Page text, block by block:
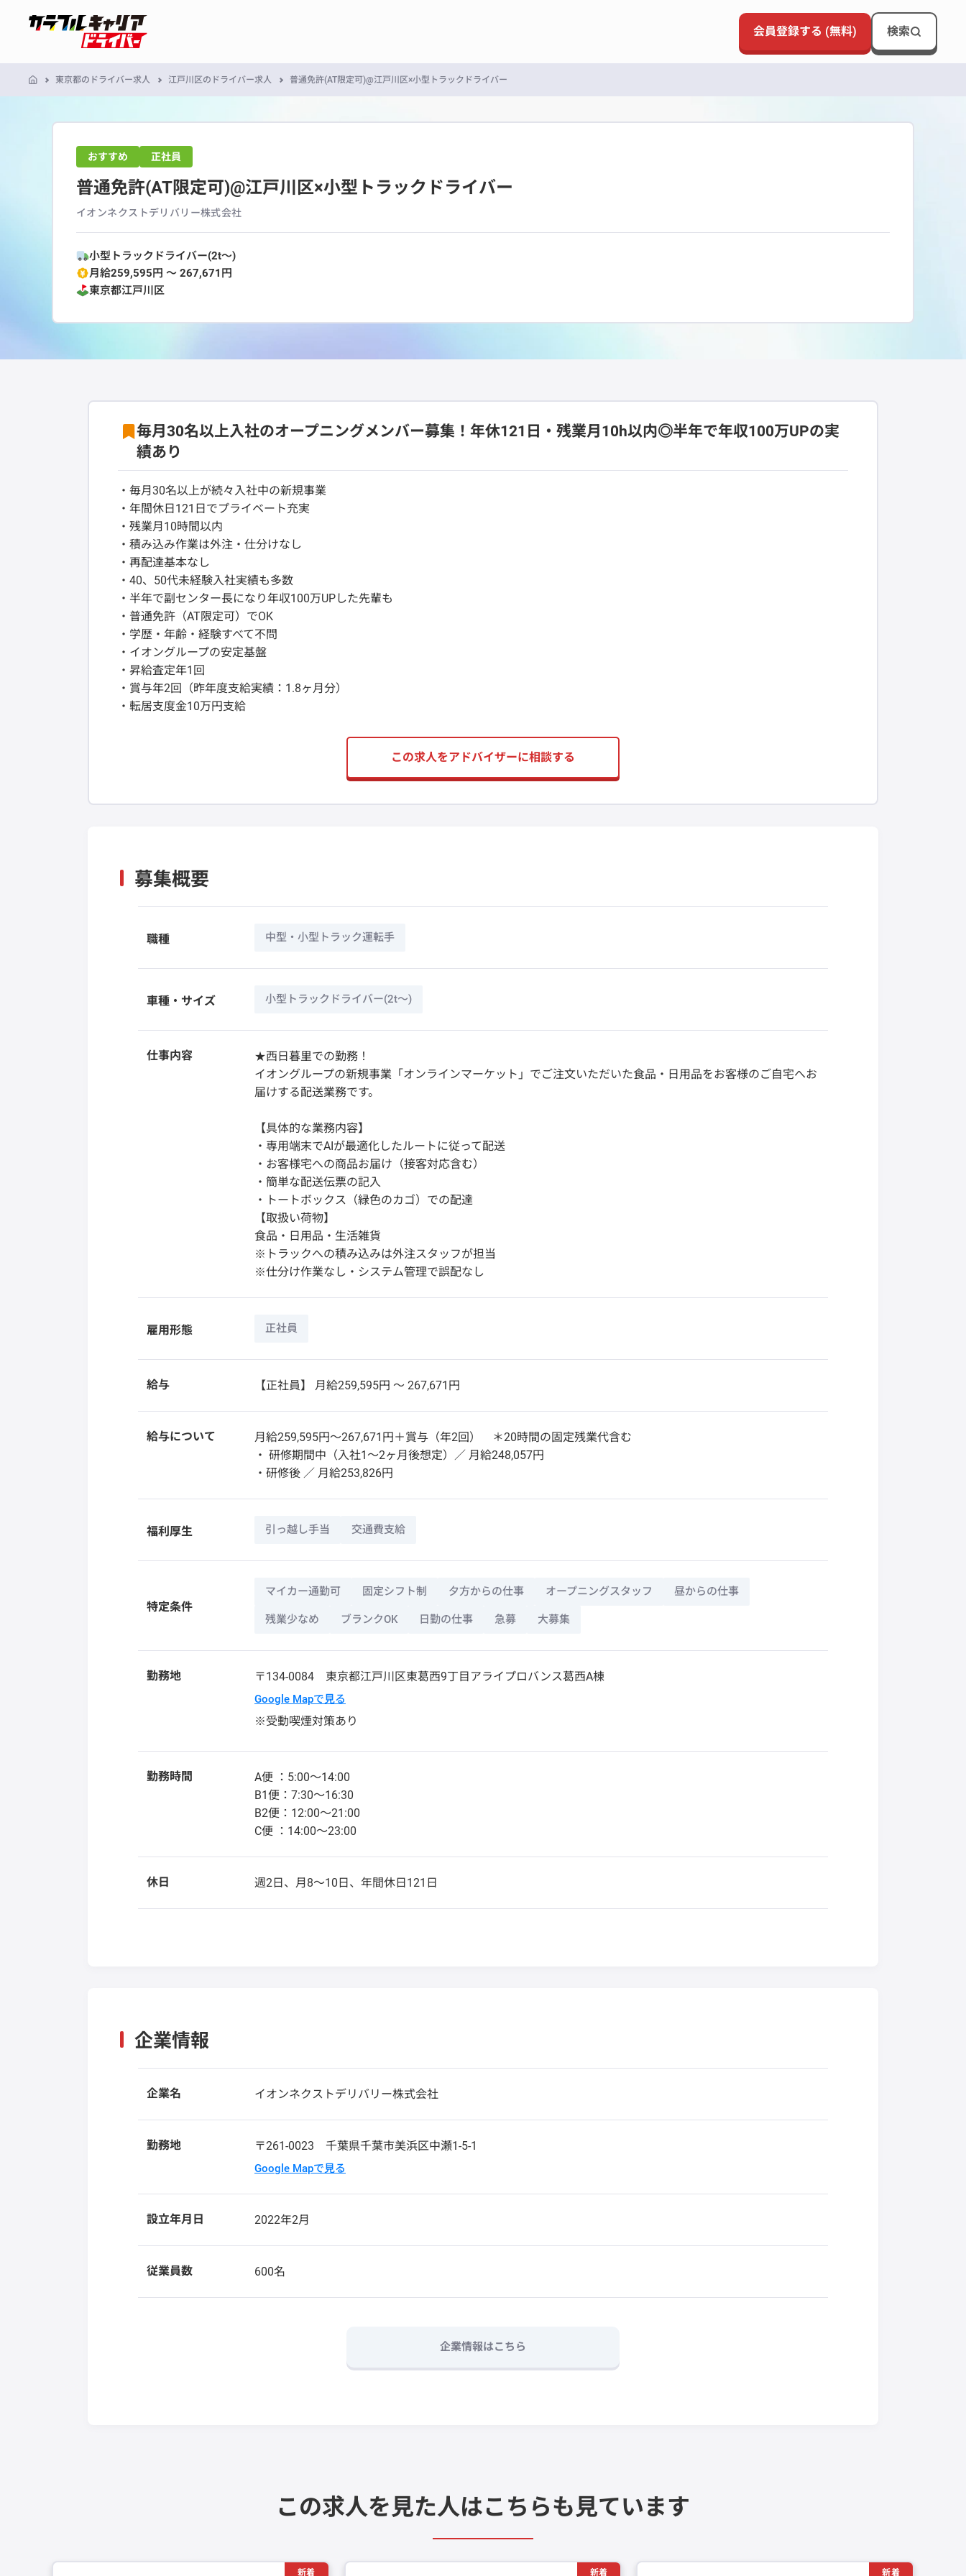
会員登録する (無料) 検索
東京都のドライバー求人 江戸川区のドライバー求人 普通免許(AT限定可)@江戸川区×小型トラックドライバー
おすすめ 正社員
普通免許(AT限定可)@江戸川区×小型トラックドライバー
イオンネクストデリバリー株式会社
小型トラックドライバー(2t～)
月給259,595円 〜 267,671円
東京都江戸川区
毎月30名以上入社のオープニングメンバー募集！年休121日・残業月10h以内◎半年で年収100万UPの実
績あり
・毎月30名以上が続々入社中の新規事業
・年間休日121日でプライベート充実
・残業月10時間以内
・積み込み作業は外注・仕分けなし
・再配達基本なし
・40、50代未経験入社実績も多数
・半年で副センター長になり年収100万UPした先輩も
・普通免許（AT限定可）でOK
・学歴・年齢・経験すべて不問
・イオングループの安定基盤
・昇給査定年1回
・賞与年2回（昨年度支給実績：1.8ヶ月分）
・転居支度金10万円支給
この求人をアドバイザーに相談する
募集概要
職種 中型・小型トラック運転手
車種・サイズ 小型トラックドライバー(2t～)
仕事内容
★西日暮里での勤務！
イオングループの新規事業「オンラインマーケット」でご注文いただいた食品・日用品をお客様のご自宅へお
届けする配送業務です。
【具体的な業務内容】
・専用端末でAIが最適化したルートに従って配送
・お客様宅への商品お届け（接客対応含む）
・簡単な配送伝票の記入
・トートボックス（緑色のカゴ）での配達
【取扱い荷物】
食品・日用品・生活雑貨
※トラックへの積み込みは外注スタッフが担当
※仕分け作業なし・システム管理で誤配なし
雇用形態 正社員
給与 【正社員】 月給259,595円 〜 267,671円
給与について
月給259,595円～267,671円＋賞与（年2回） ＊20時間の固定残業代含む
・ 研修期間中（入社1～2ヶ月後想定）／ 月給248,057円
・研修後 ／ 月給253,826円
福利厚生 引っ越し手当 交通費支給
特定条件
マイカー通勤可 固定シフト制 夕方からの仕事 オープニングスタッフ 昼からの仕事
残業少なめ ブランクOK 日勤の仕事 急募 大募集
勤務地 〒134-0084 東京都江戸川区東葛西9丁目アライプロバンス葛西A棟
Google Mapで見る
※受動喫煙対策あり
勤務時間
A便 ：5:00～14:00
B1便：7:30～16:30
B2便：12:00～21:00
C便 ：14:00～23:00
休日 週2日、月8～10日、年間休日121日
企業情報
企業名 イオンネクストデリバリー株式会社
勤務地 〒261-0023 千葉県千葉市美浜区中瀬1-5-1
Google Mapで見る
設立年月日 2022年2月
従業員数 600名
企業情報はこちら
この求人を見た人はこちらも見ています
新着 新着 新着